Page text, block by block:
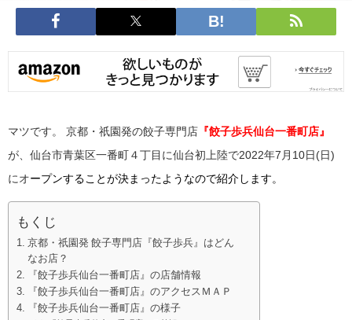
マツです。 京都・祇園発の餃子専門店 『餃子歩兵仙台一番町店』
が、仙台市青葉区一番町４丁目に仙台初上陸で2022年7月10日(日)
にオープンすることが決まったようなので紹介します。
もくじ
京都・祇園発 餃子専門店『餃子歩兵』はどん
なお店？
『餃子歩兵仙台一番町店』の店舗情報
『餃子歩兵仙台一番町店』のアクセスＭＡＰ
『餃子歩兵仙台一番町店』の様子